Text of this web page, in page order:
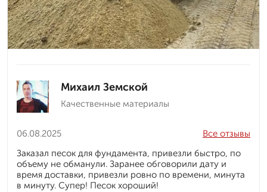
Михаил Земской
Качественные материалы
06.08.2025
Все отзывы
Заказал песок для фундамента, привезли быстро, по
объему не обманули. Заранее обговорили дату и
время доставки, привезли ровно по времени, минута
в минуту. Супер! Песок хороший!